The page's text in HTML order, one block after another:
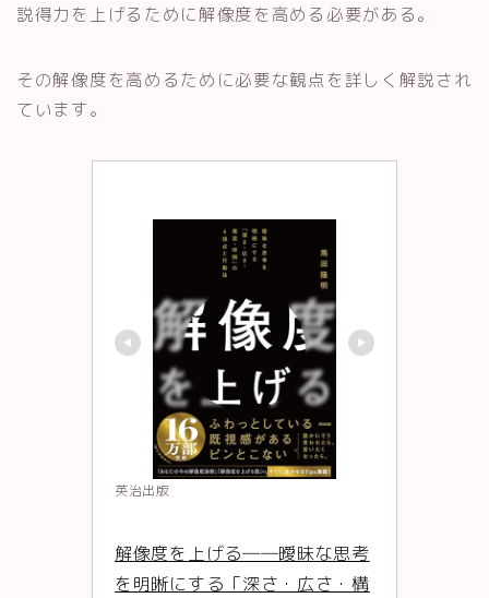
説得力を上げるために解像度を高める必要がある。
その解像度を高めるために必要な観点を詳しく解説され
ています。
英治出版
解像度を上げる――曖昧な思考
を明晰にする「深さ・広さ・構